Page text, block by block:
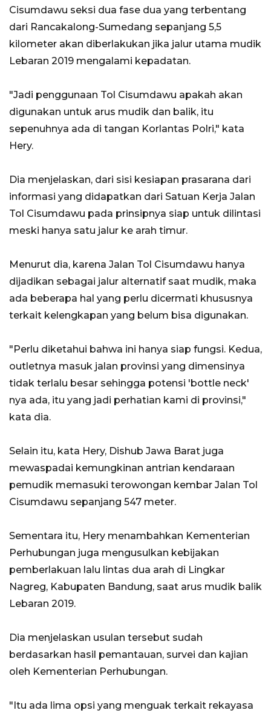
Cisumdawu seksi dua fase dua yang terbentang
dari Rancakalong-Sumedang sepanjang 5,5
kilometer akan diberlakukan jika jalur utama mudik
Lebaran 2019 mengalami kepadatan.
"Jadi penggunaan Tol Cisumdawu apakah akan
digunakan untuk arus mudik dan balik, itu
sepenuhnya ada di tangan Korlantas Polri," kata
Hery.
Dia menjelaskan, dari sisi kesiapan prasarana dari
informasi yang didapatkan dari Satuan Kerja Jalan
Tol Cisumdawu pada prinsipnya siap untuk dilintasi
meski hanya satu jalur ke arah timur.
Menurut dia, karena Jalan Tol Cisumdawu hanya
dijadikan sebagai jalur alternatif saat mudik, maka
ada beberapa hal yang perlu dicermati khususnya
terkait kelengkapan yang belum bisa digunakan.
"Perlu diketahui bahwa ini hanya siap fungsi. Kedua,
outletnya masuk jalan provinsi yang dimensinya
tidak terlalu besar sehingga potensi 'bottle neck'
nya ada, itu yang jadi perhatian kami di provinsi,"
kata dia.
Selain itu, kata Hery, Dishub Jawa Barat juga
mewaspadai kemungkinan antrian kendaraan
pemudik memasuki terowongan kembar Jalan Tol
Cisumdawu sepanjang 547 meter.
Sementara itu, Hery menambahkan Kementerian
Perhubungan juga mengusulkan kebijakan
pemberlakuan lalu lintas dua arah di Lingkar
Nagreg, Kabupaten Bandung, saat arus mudik balik
Lebaran 2019.
Dia menjelaskan usulan tersebut sudah
berdasarkan hasil pemantauan, survei dan kajian
oleh Kementerian Perhubungan.
"Itu ada lima opsi yang menguak terkait rekayasa